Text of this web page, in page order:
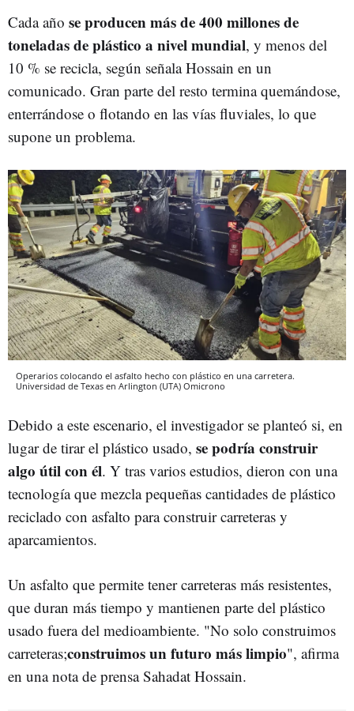
Cada año se producen más de 400 millones de
toneladas de plástico a nivel mundial, y menos del
10 % se recicla, según señala Hossain en un
comunicado. Gran parte del resto termina quemándose,
enterrándose o flotando en las vías fluviales, lo que
supone un problema.
Operarios colocando el asfalto hecho con plástico en una carretera.
Universidad de Texas en Arlington (UTA) Omicrono
Debido a este escenario, el investigador se planteó si, en
lugar de tirar el plástico usado, se podría construir
algo útil con él. Y tras varios estudios, dieron con una
tecnología que mezcla pequeñas cantidades de plástico
reciclado con asfalto para construir carreteras y
aparcamientos.
Un asfalto que permite tener carreteras más resistentes,
que duran más tiempo y mantienen parte del plástico
usado fuera del medioambiente. "No solo construimos
carreteras;construimos un futuro más limpio", afirma
en una nota de prensa Sahadat Hossain.